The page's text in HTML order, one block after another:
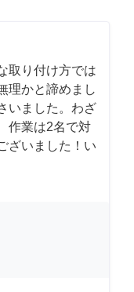
取り付け方では
理かと諦めまし
いました。わざ
作業は2名で対
ざいました！い